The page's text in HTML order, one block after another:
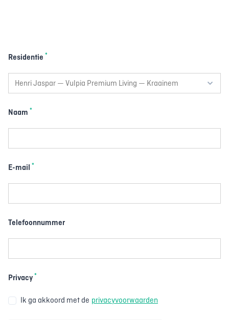
Residentie *
Naam *
E-mail *
Telefoonnummer
Privacy *
Ik ga akkoord met de privacyvoorwaarden